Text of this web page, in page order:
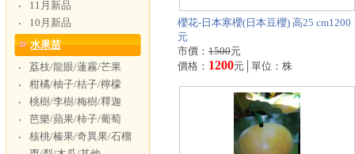
‧
11月新品
‧
10月新品
水果苗
‧
荔枝/龍眼/蓮霧/芒果
‧
柑橘/柚子/桔子/檸檬
‧
桃樹/李樹/梅樹/釋迦
‧
芭樂/蘋果/柿子/葡萄
‧
核桃/榛果/奇異果/石榴
櫻花-日本寒櫻(日本豆櫻) 高25 cm1200
元
市價： 1500元
價格： 1200元│單位：株